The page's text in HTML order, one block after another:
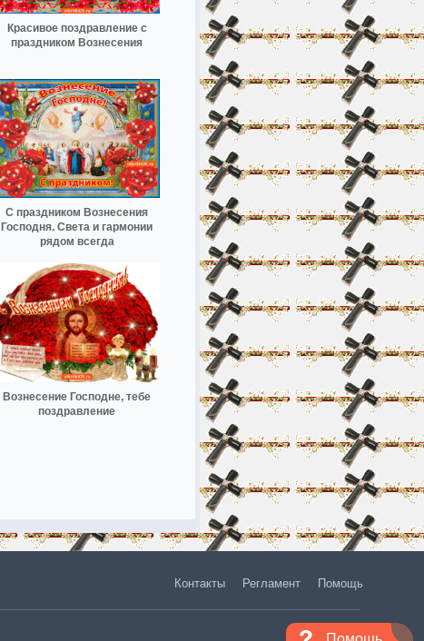
Красивое поздравление с
праздником Вознесения
С праздником Вознесения
Господня. Света и гармонии
рядом всегда
Вознесение Господне, тебе
поздравление
Контакты Регламент Помощь